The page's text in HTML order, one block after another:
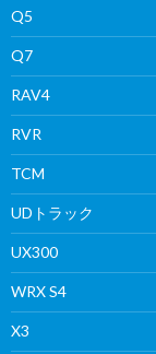
Q5
Q7
RAV4
RVR
TCM
UDトラック
UX300
WRX S4
X3